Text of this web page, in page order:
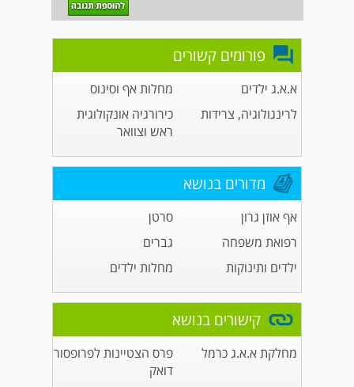
פורומים קשורים
א.א.ג ילדים
מחלות אף וסינוס
לרינגולוגיה, צרידות
כירורגיה אונקולוגית
ראש וצוואר
מדורים בנושא
אף אוזן גרון
סרטן
רפואת משפחה
גברים
ילדים ותינוקות
מחלות ילדים
קישורים בנושא
מחלקת א.א.ג כרמל
פרס הצטיינות לפרופסור
דואק